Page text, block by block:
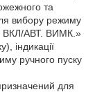
та
вибору режиму
ВКЛ/АВТ. ВИМК.»
індикації
ручного пуску
для